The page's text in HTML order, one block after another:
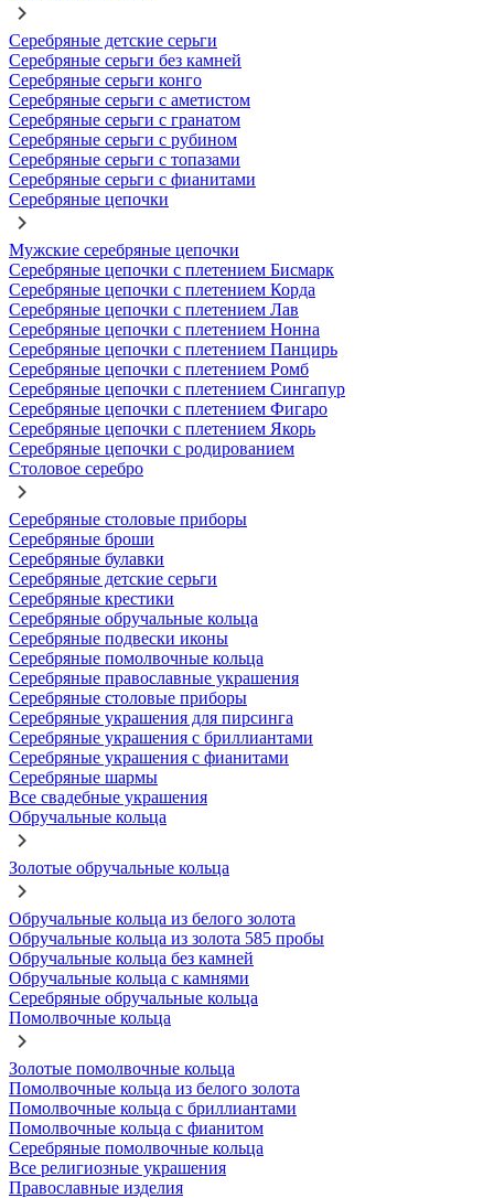
Серебряные детские серьги
Серебряные серьги без камней
Серебряные серьги конго
Серебряные серьги с аметистом
Серебряные серьги с гранатом
Серебряные серьги с рубином
Серебряные серьги с топазами
Серебряные серьги с фианитами
Серебряные цепочки
Мужские серебряные цепочки
Серебряные цепочки с плетением Бисмарк
Серебряные цепочки с плетением Корда
Серебряные цепочки с плетением Лав
Серебряные цепочки с плетением Нонна
Серебряные цепочки с плетением Панцирь
Серебряные цепочки с плетением Ромб
Серебряные цепочки с плетением Сингапур
Серебряные цепочки с плетением Фигаро
Серебряные цепочки с плетением Якорь
Серебряные цепочки с родированием
Столовое серебро
Серебряные столовые приборы
Серебряные броши
Серебряные булавки
Серебряные детские серьги
Серебряные крестики
Серебряные обручальные кольца
Серебряные подвески иконы
Серебряные помолвочные кольца
Серебряные православные украшения
Серебряные столовые приборы
Серебряные украшения для пирсинга
Серебряные украшения с бриллиантами
Серебряные украшения с фианитами
Серебряные шармы
Все свадебные украшения
Обручальные кольца
Золотые обручальные кольца
Обручальные кольца из белого золота
Обручальные кольца из золота 585 пробы
Обручальные кольца без камней
Обручальные кольца с камнями
Серебряные обручальные кольца
Помолвочные кольца
Золотые помолвочные кольца
Помолвочные кольца из белого золота
Помолвочные кольца с бриллиантами
Помолвочные кольца с фианитом
Серебряные помолвочные кольца
Все религиозные украшения
Православные изделия